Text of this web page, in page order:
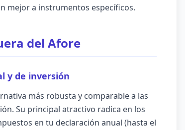
mejor a instrumentos específicos.
del Afore
y de inversión
más robusta y comparable a las
Su principal atractivo radica en los
en tu declaración anual (hasta el